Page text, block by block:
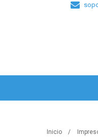
Inicio